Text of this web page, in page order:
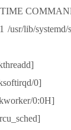
systemd/
0]
0:0H]